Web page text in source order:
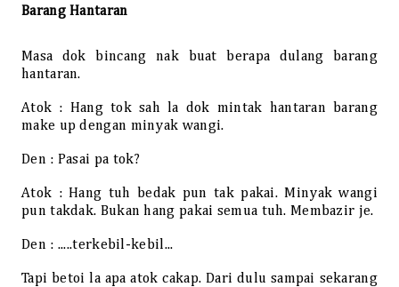
Barang Hantaran
Masa dok bincang nak buat berapa dulang barang
hantaran.
Atok : Hang tok sah la dok mintak hantaran barang
make up dengan minyak wangi.
Den : Pasai pa tok?
Atok : Hang tuh bedak pun tak pakai. Minyak wangi
pun takdak. Bukan hang pakai semua tuh. Membazir je.
Den : .....terkebil-kebil...
Tapi betoi la apa atok cakap. Dari dulu sampai sekarang